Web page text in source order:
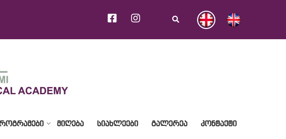
ᲛᲘᲦᲔᲑᲐ ᲡᲘᲐᲮᲚᲔᲔᲑᲘ ᲒᲐᲚᲔᲠᲔᲐ ᲙᲝᲜᲢᲐᲥᲢᲘ